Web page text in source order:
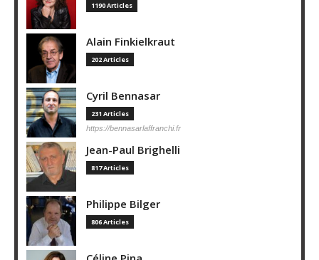
1190 Articles
Alain Finkielkraut
202 Articles
Cyril Bennasar
231 Articles
https://bennasarlaffranchi.fr
Jean-Paul Brighelli
817 Articles
Philippe Bilger
806 Articles